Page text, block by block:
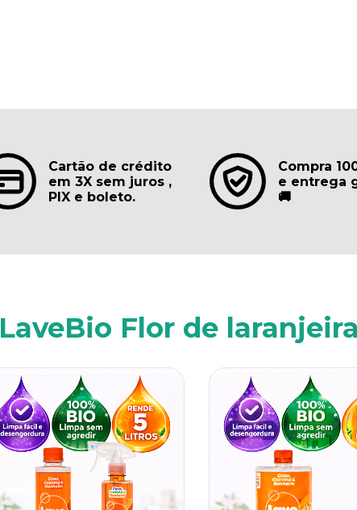
Cartão de crédito
em 3X sem juros ,
PIX e boleto.
Compra
e entrega
🚚
LaveBio Flor de